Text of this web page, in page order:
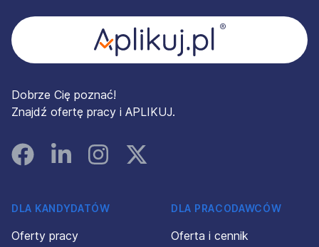
Dobrze Cię poznać!
Znajdź ofertę pracy i APLIKUJ.
FacebookLinked InInstagramInstagram
DLA KANDYDATÓW
Oferty pracy
DLA PRACODAWCÓW
Oferta i cennik